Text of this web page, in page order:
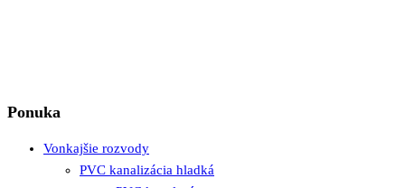
Ponuka
Vonkajšie rozvody
PVC kanalizácia hladká